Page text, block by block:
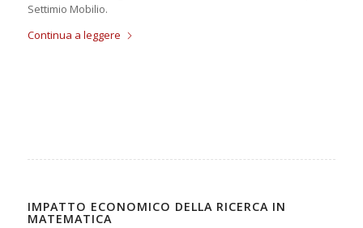
Settimio Mobilio.
Continua a leggere
IMPATTO ECONOMICO DELLA RICERCA IN
MATEMATICA